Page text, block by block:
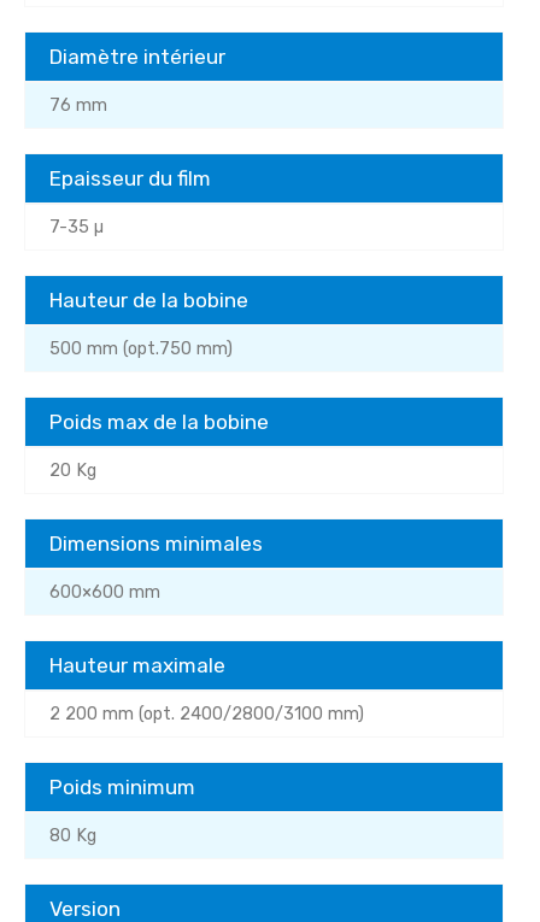
Diamètre intérieur
76 mm
Epaisseur du film
7-35 µ
Hauteur de la bobine
500 mm (opt.750 mm)
Poids max de la bobine
20 Kg
Dimensions minimales
600×600 mm
Hauteur maximale
2 200 mm (opt. 2400/2800/3100 mm)
Poids minimum
80 Kg
Version